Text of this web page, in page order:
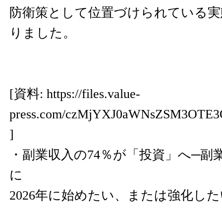
防衛策として位置づけられている
りました。
[資料: https://files.value-
press.com/
]
・副業収入の74％が「投資」へ─副
に
2026年に始めたい、または強化し